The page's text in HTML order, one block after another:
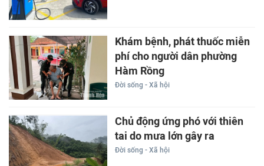
Khám bệnh, phát thuốc miễn
phí cho người dân phường
Hàm Rồng
Đời sống - Xã hội
Chủ động ứng phó với thiên
tai do mưa lớn gây ra
Đời sống - Xã hội